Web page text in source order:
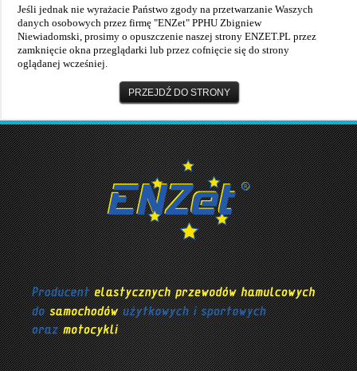
Jeśli jednak nie wyrażacie Państwo zgody na przetwarzanie Waszych
danych osobowych przez firmę "ENZet" PPHU Zbigniew
Niewiadomski, prosimy o opuszczenie naszej strony ENZET.PL przez
zamknięcie okna przeglądarki lub przez cofnięcie się do strony
oglądanej wcześniej.
PRZEJDŹ DO STRONY